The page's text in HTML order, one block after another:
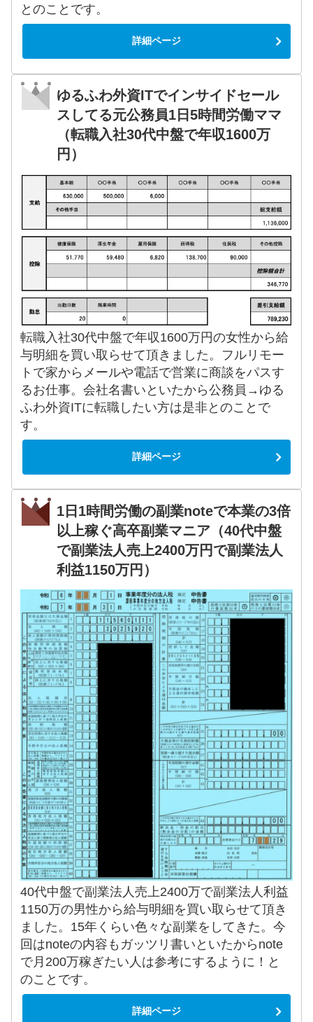
とのことです。
詳細ページ
ゆるふわ外資ITでインサイドセール
スしてる元公務員1日5時間労働ママ
（転職入社30代中盤で年収1600万
円）
転職入社30代中盤で年収1600万円の女性から給
与明細を買い取らせて頂きました。フルリモー
トで家からメールや電話で営業に商談をパスす
るお仕事。会社名書いといたから公務員→ゆる
ふわ外資ITに転職したい方は是非とのことで
す。
詳細ページ
1日1時間労働の副業noteで本業の3倍
以上稼ぐ高卒副業マニア（40代中盤
で副業法人売上2400万円で副業法人
利益1150万円）
40代中盤で副業法人売上2400万で副業法人利益
1150万の男性から給与明細を買い取らせて頂き
ました。15年くらい色々な副業をしてきた。今
回はnoteの内容もガッツリ書いといたからnote
で月200万稼ぎたい人は参考にするように！と
のことです。
詳細ページ